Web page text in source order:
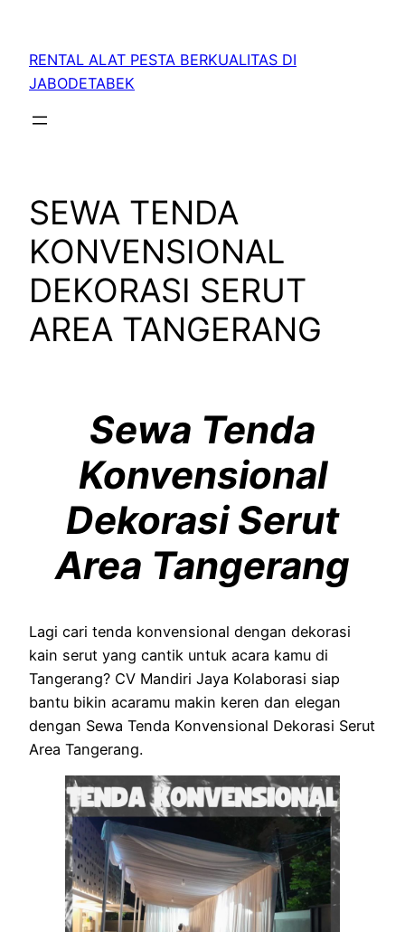
RENTAL ALAT PESTA BERKUALITAS DI
JABODETABEK
SEWA TENDA
KONVENSIONAL
DEKORASI SERUT
AREA TANGERANG
Sewa Tenda
Konvensional
Dekorasi Serut
Area Tangerang
Lagi cari tenda konvensional dengan dekorasi
kain serut yang cantik untuk acara kamu di
Tangerang? CV Mandiri Jaya Kolaborasi siap
bantu bikin acaramu makin keren dan elegan
dengan Sewa Tenda Konvensional Dekorasi Serut
Area Tangerang.